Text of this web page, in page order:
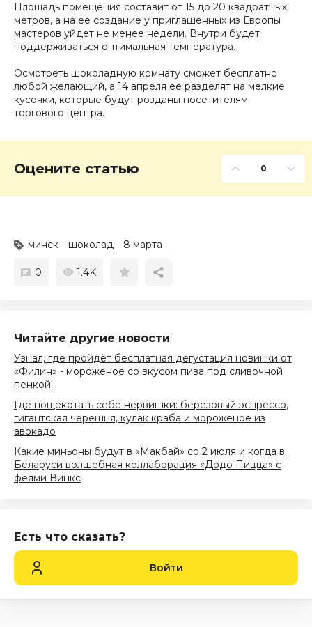
Площадь помещения составит от 15 до 20 квадратных
метров, а на ее создание у приглашенных из Европы
мастеров уйдет не менее недели. Внутри будет
поддерживаться оптимальная температура.
Осмотреть шоколадную комнату сможет бесплатно
любой желающий, а 14 апреля ее разделят на мелкие
кусочки, которые будут розданы посетителям
торгового центра.
Оцените статью 0
минск шоколад 8 марта
0 1.4K
Читайте другие новости
Узнал, где пройдёт бесплатная дегустация новинки от
«Филин» - мороженое со вкусом пива под сливочной
пенкой!
Где пощекотать себе нервишки: берёзовый эспрессо,
гигантская черешня, кулак краба и мороженое из
авокадо
Какие миньоны будут в «Макбай» со 2 июля и когда в
Беларуси волшебная коллаборация «Додо Пицца» с
феями Винкс
Есть что сказать?
Войти